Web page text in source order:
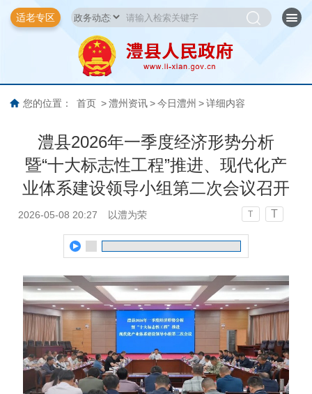
适老专区
您的位置： 首页 > 澧州资讯 > 今日澧州 > 详细内容
澧县2026年一季度经济形势分析
暨“十大标志性工程”推进、现代化产
业体系建设领导小组第二次会议召开
2026-05-08 20:27 以澧为荣 T T